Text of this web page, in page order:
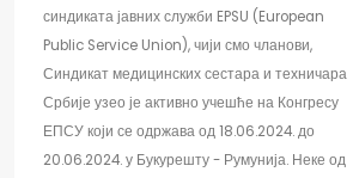
синдиката јавних служби EPSU (European
Public Service Union), чији смо чланови,
Синдикат медицинских сестара и техничара
Србије узео је активно учешће на Конгресу
ЕПСУ који се одржава од 18.06.2024. до
20.06.2024. у Букурешту - Румунија. Неке од